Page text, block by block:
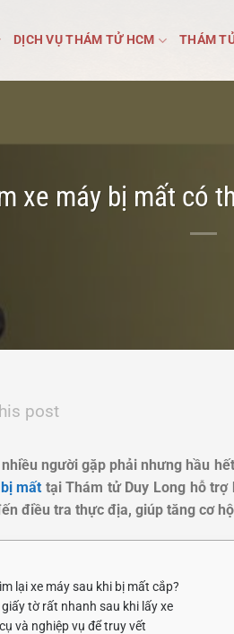
DỊCH VỤ THÁM TỬ HCM THÁM
xe máy bị mất có
post
người gặp phải nhưng hầu
mất tại Thám tử Duy Long hỗ
điều tra thực địa, giúp tăng cơ
lại xe máy sau khi bị mất cắp?
tờ rất nhanh sau khi lấy xe
và nghiệp vụ để truy vết